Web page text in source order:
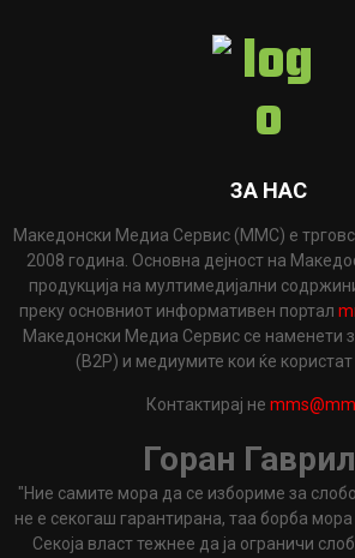
ЗА НАС
Македонски Медиа Сервис (ММС) е
2008 година. Основна дејност на
продукција на мултимедијални
преку основниот информативен портал
Македонски Медиа Сервис се наменети
(B2P) и медиумите кои ќе користат
Контактирај не
Горан
"Ние самите мора да се избориме за
не е секогаш гарантирана, таа борба
Секоја власт тежнее да ја ограничи